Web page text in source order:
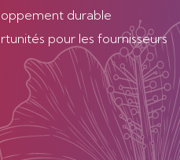
durable
pour les fournisseurs